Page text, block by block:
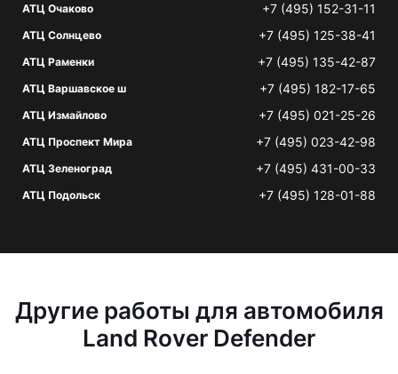
АТЦ Очаково +7 (495) 152-31-11
АТЦ Солнцево +7 (495) 125-38-41
АТЦ Раменки +7 (495) 135-42-87
АТЦ Варшавское ш +7 (495) 182-17-65
АТЦ Измайлово +7 (495) 021-25-26
АТЦ Проспект Мира +7 (495) 023-42-98
АТЦ Зеленоград +7 (495) 431-00-33
АТЦ Подольск +7 (495) 128-01-88
Другие работы для автомобиля
Land Rover Defender